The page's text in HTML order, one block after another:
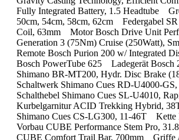
Fully Integrated Battery, 1.5 Headtube
50cm, 54cm, 58cm, 62cm Federgabel
Coil, 63mm Motor Bosch Drive Unit
Generation 3 (75Nm) Cruise (250Watt),
Remote Bosch Purion 200 w/ Integrated
Bosch PowerTube 625 Ladegerät
Shimano BR-MT200, Hydr. Disc Brake
Schaltwerk Shimano Cues RD-U4000-
Schalthebel Shimano Cues SL-U4010,
Kurbelgarnitur ACID Trekking Hybrid,
Shimano Cues CS-LG300, 11-46T
Vorbau CUBE Performance Stem Pro,
CUBE Comfort Trail Bar, 700mm Griffe